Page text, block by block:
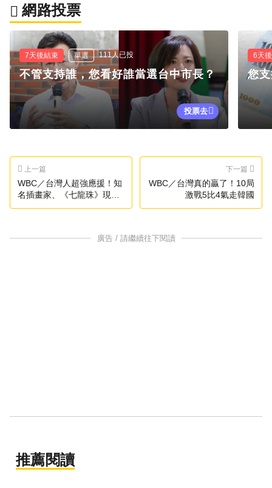
網路投票
7天後結束 單選 111人已投
不管支持誰，您看好誰當選台中市長？
投票去
6天
您
上一篇
WBC／台灣人超強應援！知
名插畫家、《七龍珠》現身
應援
下一篇
WBC／台灣真的贏了！10局
激戰5比4氣走韓國
廣告 / 請繼續往下閱讀
推薦閱讀